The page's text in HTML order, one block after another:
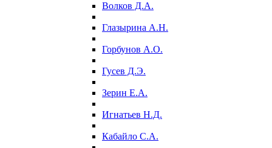
Волков Д.А.
Глазырина А.Н.
Горбунов А.О.
Гусев Д.Э.
Зерин Е.А.
Игнатьев Н.Д.
Кабайло С.А.